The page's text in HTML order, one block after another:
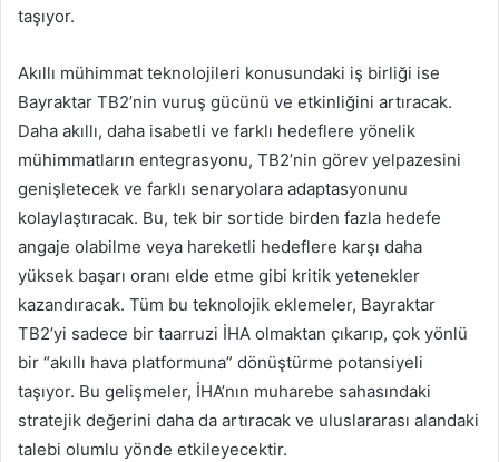
taşıyor.
Akıllı mühimmat teknolojileri konusundaki iş birliği ise
Bayraktar TB2’nin vuruş gücünü ve etkinliğini artıracak.
Daha akıllı, daha isabetli ve farklı hedeflere yönelik
mühimmatların entegrasyonu, TB2’nin görev yelpazesini
genişletecek ve farklı senaryolara adaptasyonunu
kolaylaştıracak. Bu, tek bir sortide birden fazla hedefe
angaje olabilme veya hareketli hedeflere karşı daha
yüksek başarı oranı elde etme gibi kritik yetenekler
kazandıracak. Tüm bu teknolojik eklemeler, Bayraktar
TB2’yi sadece bir taarruzi İHA olmaktan çıkarıp, çok yönlü
bir “akıllı hava platformuna” dönüştürme potansiyeli
taşıyor. Bu gelişmeler, İHA’nın muharebe sahasındaki
stratejik değerini daha da artıracak ve uluslararası alandaki
talebi olumlu yönde etkileyecektir.